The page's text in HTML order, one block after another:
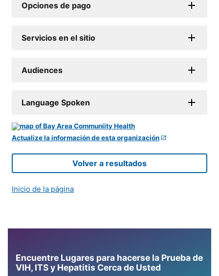
Opciones de pago
Servicios en el sitio
Audiences
Language Spoken
Actualize la información de esta organización
Volver a resultados
Inicio de la página
Encuentre Lugares para hacerse la Prueba de
VIH, ITS y Hepatitis Cerca de Usted